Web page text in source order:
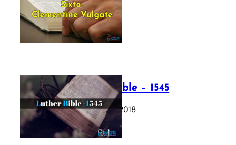
Vulgate
July 12, 2025
Luther Bible – 1545
October 17, 2018